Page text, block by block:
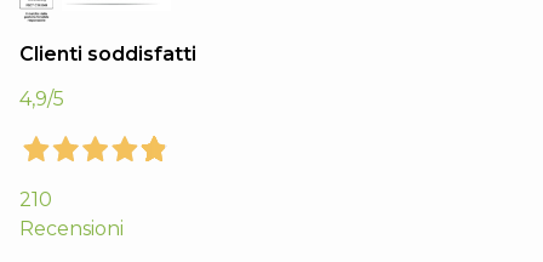
Clienti soddisfatti
4,9/5
210
Recensioni